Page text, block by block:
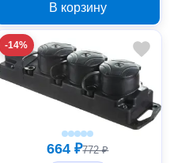
В корзину
-14%
664 ₽772 ₽